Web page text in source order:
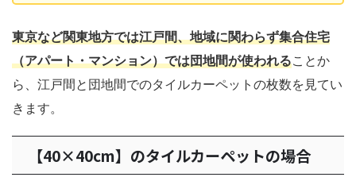
東京など関東地方では江戸間、地域に関わらず集合住宅
（アパート・マンション）では団地間が使われることか
ら、江戸間と団地間でのタイルカーペットの枚数を見てい
きます。
【40×40cm】のタイルカーペットの場合